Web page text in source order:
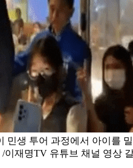
민생 투어 과정에서 아이를
이재명TV 유튜브 채널 영상